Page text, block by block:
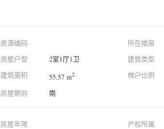
房源编码
房屋户型
2室1厅1卫
建筑面积
55.57 m2
房屋朝向 南
所在楼层
建筑类型
梯户比例
房屋年限
产权所属